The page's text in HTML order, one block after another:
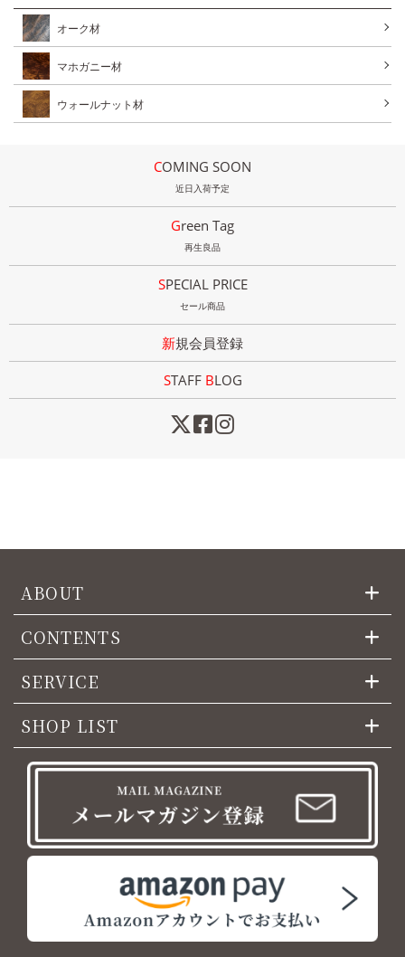
オーク材
マホガニー材
ウォールナット材
COMING SOON
近日入荷予定
Green Tag
再生良品
SPECIAL PRICE
セール商品
新規会員登録
STAFF BLOG
ABOUT
CONTENTS
SERVICE
SHOP LIST